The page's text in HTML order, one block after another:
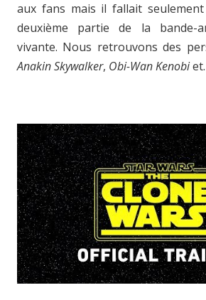
aux fans mais il fallait
deuxième partie de la bande-
vivante. Nous retrouvons des
AnakinSkywalker, Obi-Wan Kenobi